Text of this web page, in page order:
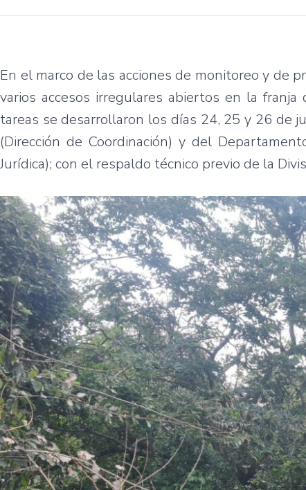
En el marco de las acciones de monitoreo y de
varios accesos irregulares abiertos en la
tareas se desarrollaron los días 24, 25 y 26 de
(Dirección de Coordinación) y del
Jurídica); con el respaldo técnico previo de la